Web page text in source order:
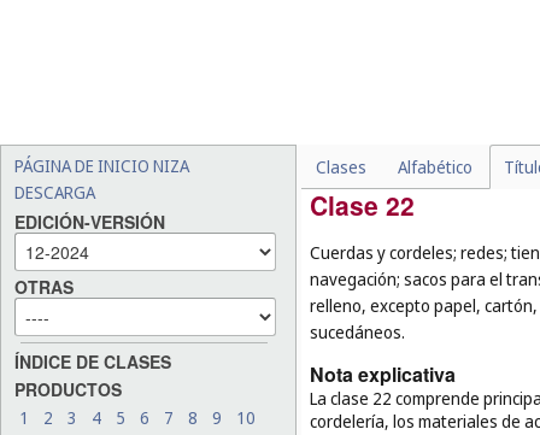
PÁGINA DE INICIO NIZA
DESCARGA
EDICIÓN-VERSIÓN
OTRAS
ÍNDICE DE CLASES
PRODUCTOS
1 2 3 4 5 6 7 8 9
10
Clases Alfabético
las fibras de vidrio para
Clase 22
Cuerdas y cordeles; redes;
navegación; sacos para el
relleno, excepto papel,
sucedáneos.
Nota explicativa
La clase 22 comprende
cordelería, los materiales de